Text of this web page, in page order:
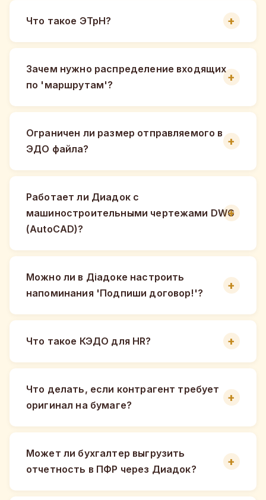
Что такое ЭТрН?
Зачем нужно распределение входящих
по 'маршрутам'?
Ограничен ли размер отправляемого в
ЭДО файла?
Работает ли Диадок с
машиностроительными чертежами DWG
(AutoCAD)?
Можно ли в Діадоке настроить
напоминания 'Подпиши договор!'?
Что такое КЭДО для HR?
Что делать, если контрагент требует
оригинал на бумаге?
Может ли бухгалтер выгрузить
отчетность в ПФР через Диадок?